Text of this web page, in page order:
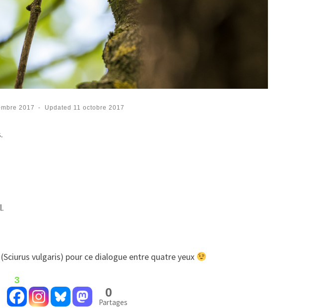
2017 - Updated 11 octobre 2017
vulgaris) pour ce dialogue entre quatre yeux
3
0
Partages